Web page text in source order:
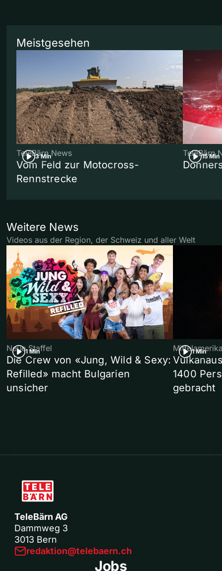
Meistgesehen
3 Min
TeleBärn News
Vom Feld zur Motocross-
Rennstrecke
15 Min
TeleBärn
Weitere News
Videos aus der Region, der Schweiz und aller Welt
1 Min
Neue Staffel
Die Crew von «Jung, Wild & Sexy:
Refilled» macht Bulgarien
unsicher
1 Min
1400
gebracht
TeleBärn AG
Dammweg 3
3013 Bern
redaktion@telebaern.ch
Jobs